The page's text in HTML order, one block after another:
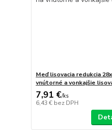
Meď lisovacia redukcia
vnútorné a vonkajšie
7,91 €/ks
6,43 € bez DPH